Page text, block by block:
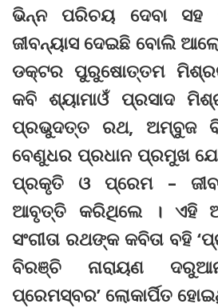
ଭିନ୍ନ ପରିଚୟ ଦେବା ସହ
ଜୀବନ୍ୟାସ ଦେଇଛି ବୋଲି
ଡକ୍ଟର ପୁରୁଷୋତ୍ତମ
କବି ଶ୍ୟାମାଓଁ ପ୍ରସାଦ
ପ୍ରଭୁଦତ୍ତ ରଥ, ଅମ୍ବୁଜ
ବେଣୁଧର ପ୍ରଧାନ ପ୍ରମୁଖ
ପ୍ରକୃତି ଓ ପ୍ରେମ –
ଆବୃତ୍ତି କରିଥିଲେ । ଏହି
ସଂଗୀତା ରଥଙ୍କ କବିତା ବହି
ବିରଞ୍ଚି ନାରାୟଣ
ପ୍ରେମସ୍ବର’ ଲୋକାର୍ପିତ